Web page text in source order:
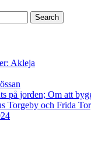
Akleja
på jorden; Om att
Torgeby och Frida